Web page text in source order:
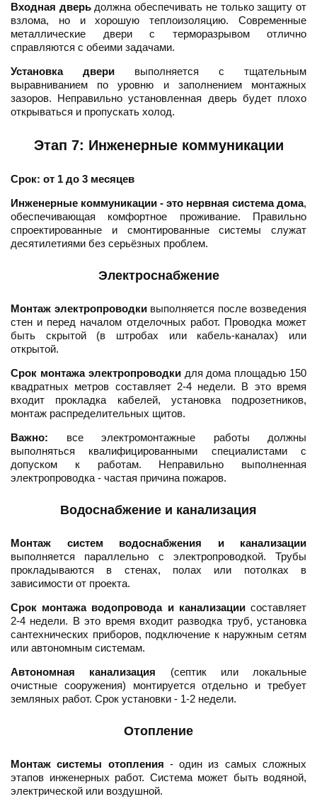
Входная дверьдолжна обеспечивать не только защиту от
взлома, но и хорошую теплоизоляцию. Современные
металлические двери с терморазрывом отлично
справляются с обеими задачами.
Установка двери выполняется с тщательным
выравниванием по уровню и заполнением монтажных
зазоров. Неправильно установленная дверь будет плохо
открываться и пропускать холод.
Этап 7: Инженерные коммуникации
Срок: от 1 до 3 месяцев
Инженерные коммуникации - это нервная система дома,
обеспечивающая комфортное проживание. Правильно
спроектированные и смонтированные системы служат
десятилетиями без серьёзных проблем.
Электроснабжение
Монтаж электропроводкивыполняется после возведения
стен и перед началом отделочных работ. Проводка может
быть скрытой (в штробах или кабель-каналах) или
открытой.
Срок монтажа электропроводкидля дома площадью 150
квадратных метров составляет 2-4 недели. В это время
входит прокладка кабелей, установка подрозетников,
монтаж распределительных щитов.
Важно: все электромонтажные работы должны
выполняться квалифицированными специалистами с
допуском к работам. Неправильно выполненная
электропроводка - частая причина пожаров.
Водоснабжение и канализация
Монтаж систем водоснабжения и канализации
выполняется параллельно с электропроводкой. Трубы
прокладываются в стенах, полах или потолках в
зависимости от проекта.
Срок монтажа водопровода и канализациисоставляет
2-4 недели. В это время входит разводка труб, установка
сантехнических приборов, подключение к наружным сетям
или автономным системам.
Автономная канализация (септик или локальные
очистные сооружения) монтируется отдельно и требует
земляных работ. Срок установки - 1-2 недели.
Отопление
Монтаж системы отопления - один из самых сложных
этапов инженерных работ. Система может быть водяной,
электрической или воздушной.